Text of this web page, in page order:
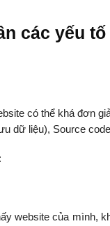
các yếu tố
có thể khá đơn
dữ liệu), Source
website của mình,